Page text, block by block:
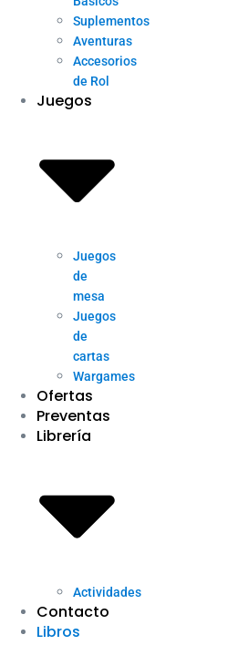
Suplementos
Aventuras
Accesorios
de Rol
Juegos
Juegos
de
mesa
Juegos
de
cartas
Wargames
Ofertas
Preventas
Librería
Actividades
Contacto
Libros